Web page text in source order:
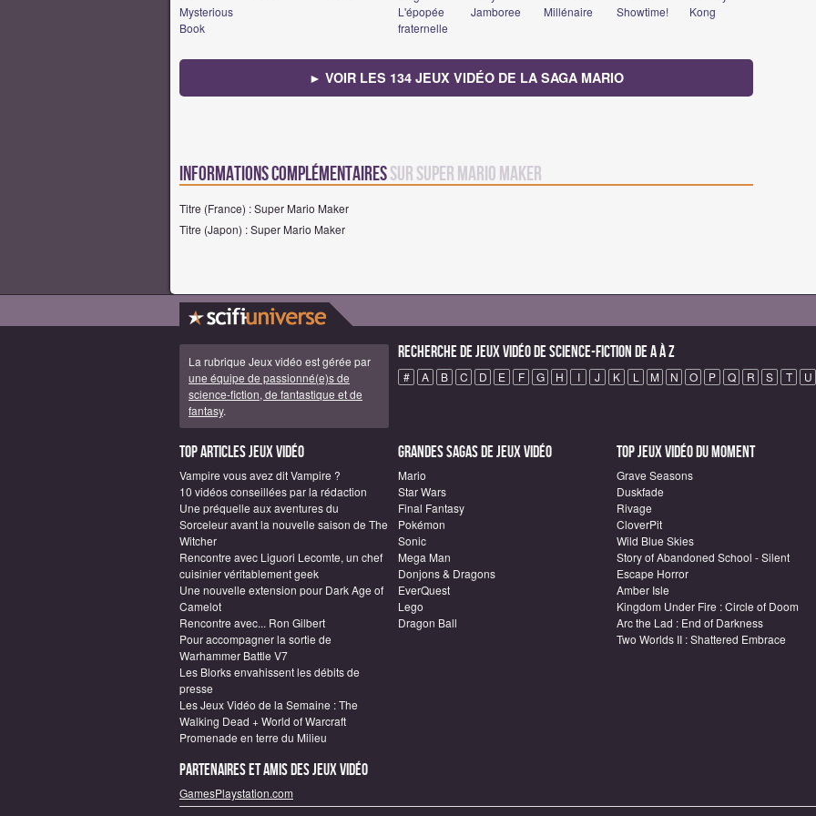
Mysterious
Book
L'épopée
fraternelle
Jamboree
Millénaire
Showtime!
Kong
► VOIR LES 134 JEUX VIDÉO DE LA SAGA MARIO
Informations complémentairessur Super Mario Maker
Titre (France) : Super Mario Maker
Titre (Japon) : Super Mario Maker
La rubrique Jeux vidéo est gérée par
une équipe de passionné(e)s de
science-fiction, de fantastique et de
fantasy.
Recherche de Jeux vidéo de science-fiction de A à Z
# A B C D E F G H I J K L M N O P Q R S T U
Top articles Jeux vidéo
Vampire vous avez dit Vampire ?
10 vidéos conseillées par la rédaction
Une préquelle aux aventures du
Sorceleur avant la nouvelle saison de The
Witcher
Rencontre avec Liguori Lecomte, un chef
cuisinier véritablement geek
Une nouvelle extension pour Dark Age of
Camelot
Rencontre avec... Ron Gilbert
Pour accompagner la sortie de
Warhammer Battle V7
Les Blorks envahissent les débits de
presse
Les Jeux Vidéo de la Semaine : The
Walking Dead + World of Warcraft
Promenade en terre du Milieu
Grandes sagas de Jeux vidéo
Mario
Star Wars
Final Fantasy
Pokémon
Sonic
Mega Man
Donjons & Dragons
EverQuest
Lego
Dragon Ball
Top Jeux vidéo du moment
Grave Seasons
Duskfade
Rivage
CloverPit
Wild Blue Skies
Story of Abandoned School - Silent
Escape Horror
Amber Isle
Kingdom Under Fire : Circle of Doom
Arc the Lad : End of Darkness
Two Worlds II : Shattered Embrace
Partenaires et amis des jeux vidéo
GamesPlaystation.com